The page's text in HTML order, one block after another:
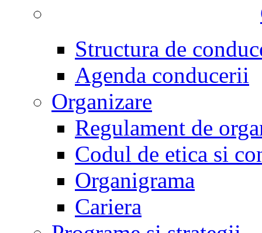
Structura de
Agenda conducerii
Organizare
Regulament de
Codul de etica si
Organigrama
Cariera